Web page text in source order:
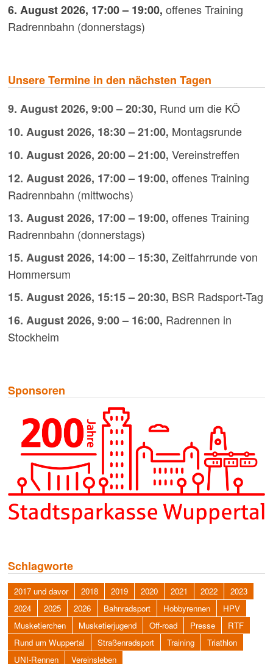
6. August 2026, 17:00– 19:00, offenes Training
Radrennbahn (donnerstags)
Unsere Termine in den nächsten Tagen
9. August 2026, 9:00– 20:30, Rund um die KÖ
10. August 2026, 18:30– 21:00, Montagsrunde
10. August 2026, 20:00– 21:00, Vereinstreffen
12. August 2026, 17:00– 19:00, offenes Training
Radrennbahn (mittwochs)
13. August 2026, 17:00– 19:00, offenes Training
Radrennbahn (donnerstags)
15. August 2026, 14:00– 15:30, Zeitfahrrunde von
Hommersum
15. August 2026, 15:15– 20:30, BSR Radsport-Tag
16. August 2026, 9:00– 16:00, Radrennen in
Stockheim
Sponsoren
Schlagworte
2017 und davor 2018 2019 2020 2021 2022
2023
2024
2025 2026 Bahnradsport Hobbyrennen
HPV
Musketierchen
Musketierjugend Off-road Presse
RTF
Rund um Wuppertal
Straßenradsport Training
Triathlon
UNI-Rennen
Vereinsleben